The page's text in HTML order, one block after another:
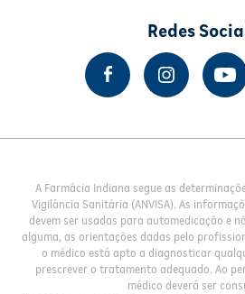
Redes
A Farmácia Indiana segue as
Vigilância Sanitária (ANVISA). As
devem ser usadas para automedicação e
alguma, as orientações dadas pelo
o médico está apto a diagnosticar
prescrever o tratamento adequado. Ao
médico deverá ser